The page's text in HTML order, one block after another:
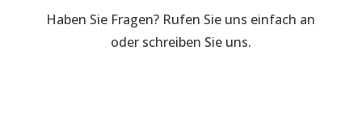
Haben Sie Fragen? Rufen Sie uns einfach an
oder schreiben Sie uns.